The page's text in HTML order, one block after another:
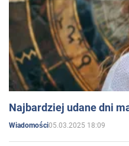
Najbardziej udane dni
Wiadomości05.03.2025 18:09